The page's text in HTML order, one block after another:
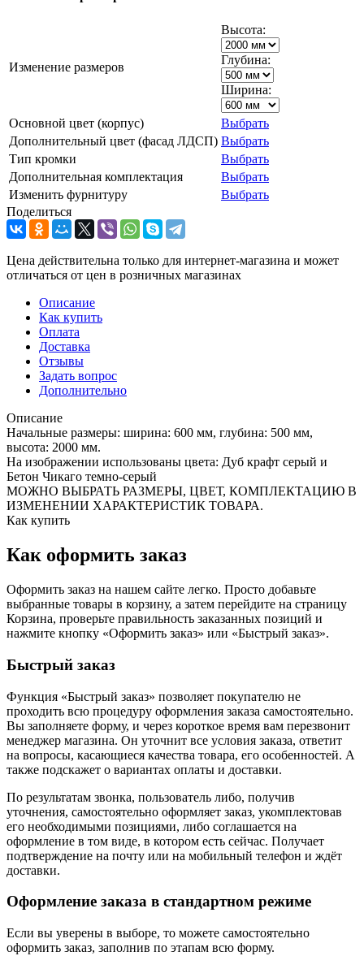
Изменение размеров
Высота:
Глубина:
Ширина:
Основной цвет (корпус)
Выбрать
Дополнительный цвет (фасад ЛДСП) Выбрать
Тип кромки
Выбрать
Дополнительная комплектация
Выбрать
Изменить фурнитуру
Выбрать
Поделиться
Цена действительна только для интернет-магазина и может
отличаться от цен в розничных магазинах
Описание
Как купить
Оплата
Доставка
Отзывы
Задать вопрос
Дополнительно
Описание
Начальные размеры: ширина: 600 мм, глубина: 500 мм,
высота: 2000 мм.
На изображении использованы цвета: Дуб крафт серый и
Бетон Чикаго темно-серый
МОЖНО ВЫБРАТЬ РАЗМЕРЫ, ЦВЕТ, КОМПЛЕКТАЦИЮ В
ИЗМЕНЕНИИ ХАРАКТЕРИСТИК ТОВАРА.
Как купить
Как оформить заказ
Оформить заказ на нашем сайте легко. Просто добавьте
выбранные товары в корзину, а затем перейдите на страницу
Корзина, проверьте правильность заказанных позиций и
нажмите кнопку «Оформить заказ» или «Быстрый заказ».
Быстрый заказ
Функция «Быстрый заказ» позволяет покупателю не
проходить всю процедуру оформления заказа самостоятельно.
Вы заполняете форму, и через короткое время вам перезвонит
менеджер магазина. Он уточнит все условия заказа, ответит
на вопросы, касающиеся качества товара, его особенностей. А
также подскажет о вариантах оплаты и доставки.
По результатам звонка, пользователь либо, получив
уточнения, самостоятельно оформляет заказ, укомплектовав
его необходимыми позициями, либо соглашается на
оформление в том виде, в котором есть сейчас. Получает
подтверждение на почту или на мобильный телефон и ждёт
доставки.
Оформление заказа в стандартном режиме
Если вы уверены в выборе, то можете самостоятельно
оформить заказ, заполнив по этапам всю форму.